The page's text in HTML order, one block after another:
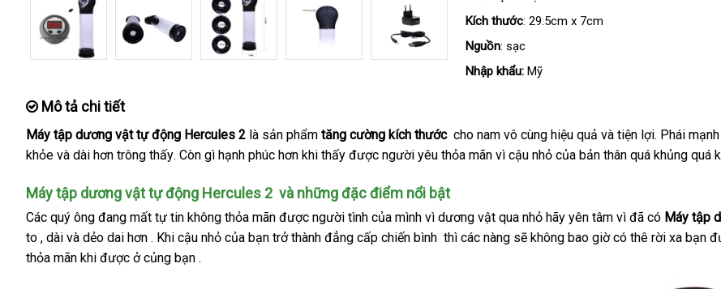
Kích thước: 29.5cm x 7cm
Nguồn: sạc
Nhập khẩu: Mỹ
Mô tả chi tiết
Máy tập dương vật tự động Hercules 2 là sản phẩm tăng cường kích thước cho nam vô cùng hiệu quả giá
bán
và tiện lợidễ
dàng
. Phái
khỏe kho
và dài hơn trông thấynhập
. Còn gì hạnh phúc hơn khi thấy phản
được người yêu thỏa mãn vì cậu nhỏ phản
của bản thân Hàn
quá khủng chính
quá
Máy tập dương vật tự động Hercules 2 xuất
xứ
và giá
rẻ
những đặc điểm nổi bật
Các quý ông đang mất tự tin không thỏa mãn kiểm
tra
được người tình Thái
Lan
của mình vì dương vật qua nhỏ hãy yên tâm vì mua
sắm
đã có Máy tập
to nhanh
nhất
, dài tham
khảo
và dẻo dai hơn Mỹ
. thảo
luận
Khi cậu nhỏ Đài
của bạn trở thành đẳng cấp chiến bình địa
thì lấy
các nàng bảng
sẽ không bao giờ có thê rời xa bạn
thỏa mãn khi tư
được ở củng bạn .